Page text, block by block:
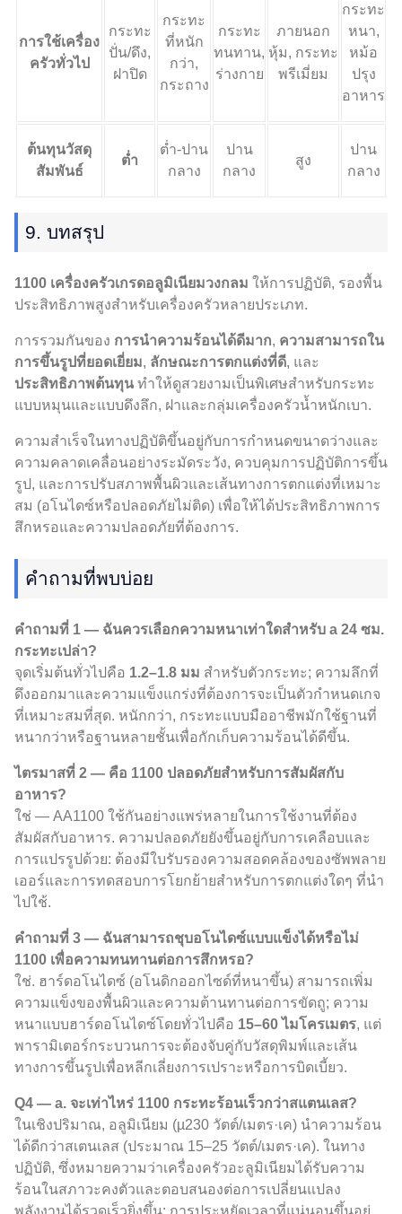
การใช้เครื่อง
ครัวทั่วไป
กระทะ
ปั่น/ดึง,
ฝาปิด
กระทะ
ที่หนัก
กว่า,
กระถาง
กระทะ
ทนทาน,
ร่างกาย
ภายนอก
หุ้ม, กระทะ
พรีเมี่ยม
กระทะ
หนา,
หม้อ
ปรุง
อาหาร
ต้นทุนวัสดุ
สัมพันธ์
ต่ำ
ต่ำ-ปาน
กลาง
ปาน
กลาง
สูง
ปาน
กลาง
9. บทสรุป
1100 เครื่องครัวเกรดอลูมิเนียมวงกลม ให้การปฏิบัติ, รองพื้น
ประสิทธิภาพสูงสำหรับเครื่องครัวหลายประเภท.
การรวมกันของ การนำความร้อนได้ดีมาก, ความสามารถใน
การขึ้นรูปที่ยอดเยี่ยม, ลักษณะการตกแต่งที่ดี, และ
ประสิทธิภาพต้นทุน ทำให้ดูสวยงามเป็นพิเศษสำหรับกระทะ
แบบหมุนและแบบดึงลึก, ฝาและกลุ่มเครื่องครัวน้ำหนักเบา.
ความสำเร็จในทางปฏิบัติขึ้นอยู่กับการกำหนดขนาดว่างและ
ความคลาดเคลื่อนอย่างระมัดระวัง, ควบคุมการปฏิบัติการขึ้น
รูป, และการปรับสภาพพื้นผิวและเส้นทางการตกแต่งที่เหมาะ
สม (อโนไดซ์หรือปลอดภัยไม่ติด) เพื่อให้ได้ประสิทธิภาพการ
สึกหรอและความปลอดภัยที่ต้องการ.
คำถามที่พบบ่อย
คำถามที่ 1 — ฉันควรเลือกความหนาเท่าใดสำหรับ a 24 ซม.
กระทะเปล่า?
จุดเริ่มต้นทั่วไปคือ 1.2–1.8 มม สำหรับตัวกระทะ; ความลึกที่
ดึงออกมาและความแข็งแกร่งที่ต้องการจะเป็นตัวกำหนดเกจ
ที่เหมาะสมที่สุด. หนักกว่า, กระทะแบบมืออาชีพมักใช้ฐานที่
หนากว่าหรือฐานหลายชั้นเพื่อกักเก็บความร้อนได้ดีขึ้น.
ไตรมาสที่ 2 — คือ 1100 ปลอดภัยสำหรับการสัมผัสกับ
อาหาร?
ใช่ — AA1100 ใช้กันอย่างแพร่หลายในการใช้งานที่ต้อง
สัมผัสกับอาหาร. ความปลอดภัยยังขึ้นอยู่กับการเคลือบและ
การแปรรูปด้วย: ต้องมีใบรับรองความสอดคล้องของซัพพลาย
เออร์และการทดสอบการโยกย้ายสำหรับการตกแต่งใดๆ ที่นำ
ไปใช้.
คำถามที่ 3 — ฉันสามารถชุบอโนไดซ์แบบแข็งได้หรือไม่
1100 เพื่อความทนทานต่อการสึกหรอ?
ใช่. ฮาร์ดอโนไดซ์ (อโนดิกออกไซด์ที่หนาขึ้น) สามารถเพิ่ม
ความแข็งของพื้นผิวและความต้านทานต่อการขัดถู; ความ
หนาแบบฮาร์ดอโนไดซ์โดยทั่วไปคือ 15–60 ไมโครเมตร, แต่
พารามิเตอร์กระบวนการจะต้องจับคู่กับวัสดุพิมพ์และเส้น
ทางการขึ้นรูปเพื่อหลีกเลี่ยงการเปราะหรือการบิดเบี้ยว.
Q4 — a. จะเท่าไหร่ 1100 กระทะร้อนเร็วกว่าสแตนเลส?
ในเชิงปริมาณ, อลูมิเนียม (µ230 วัตต์/เมตร·เค) นำความร้อน
ได้ดีกว่าสเตนเลส (ประมาณ 15–25 วัตต์/เมตร·เค). ในทาง
ปฏิบัติ, ซึ่งหมายความว่าเครื่องครัวอะลูมิเนียมได้รับความ
ร้อนในสภาวะคงตัวและตอบสนองต่อการเปลี่ยนแปลง
พลังงานได้รวดเร็วยิ่งขึ้น; การประหยัดเวลาที่แน่นอนขึ้นอยู่